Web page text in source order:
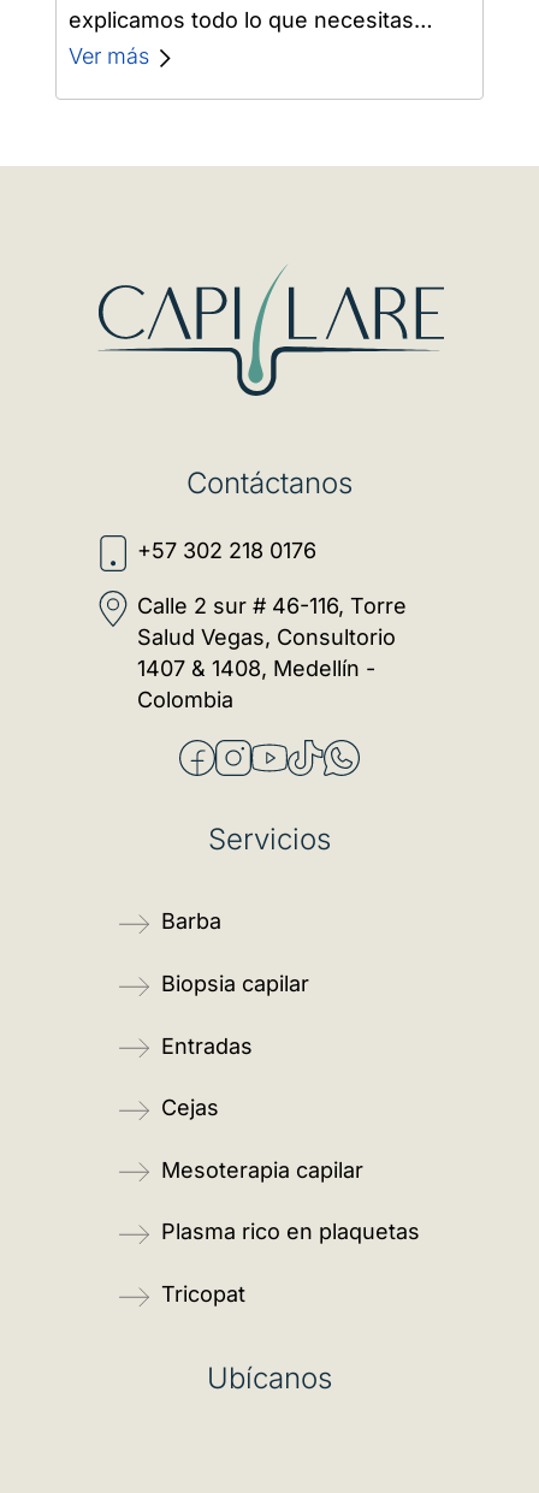
explicamos todo lo que necesitas
saber. Entender el proceso y las…
Ver más
Contáctanos
+57 302 218 0176
Calle 2 sur # 46-116, Torre
Salud Vegas, Consultorio
1407 & 1408, Medellín -
Colombia
Servicios
Barba
Biopsia capilar
Entradas
Cejas
Mesoterapia capilar
Plasma rico en plaquetas
Tricopat
Ubícanos